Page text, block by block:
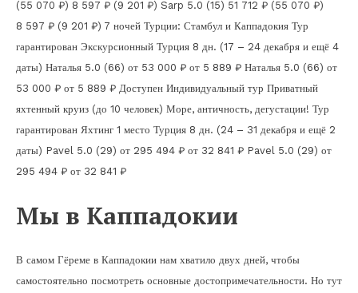
(55 070 ₽) 8 597 ₽ (9 201 ₽) Sarp 5.0 (15) 51 712 ₽ (55 070 ₽)
8 597 ₽ (9 201 ₽) 7 ночей Турции: Стамбул и Каппадокия Тур
гарантирован Экскурсионный Турция 8 дн. (17 – 24 декабря и ещё 4
даты) Наталья 5.0 (66) от 53 000 ₽ от 5 889 ₽ Наталья 5.0 (66) от
53 000 ₽ от 5 889 ₽ Доступен Индивидуальный тур Приватный
яхтенный круиз (до 10 человек) Море, античность, дегустации! Тур
гарантирован Яхтинг 1 место Турция 8 дн. (24 – 31 декабря и ещё 2
даты) Pavel 5.0 (29) от 295 494 ₽ от 32 841 ₽ Pavel 5.0 (29) от
295 494 ₽ от 32 841 ₽
Мы в Каппадокии
В самом Гёреме в Каппадокии нам хватило двух дней, чтобы
самостоятельно посмотреть основные достопримечательности. Но тут